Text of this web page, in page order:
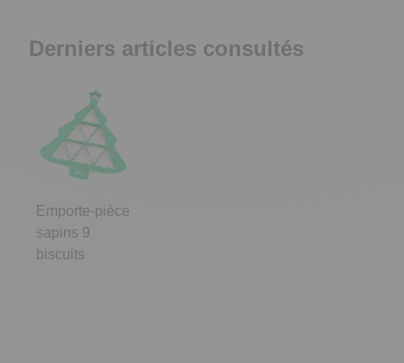
Derniers articles consultés
Emporte-pièce
sapins 9
biscuits